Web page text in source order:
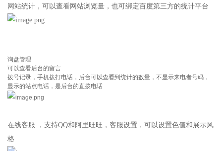
网站统计，可以查看网站浏览量，也可绑定百度第三方的统计平台
询盘管理
可以查看后台的留言
拨号记录，手机拨打电话，后台可以查看到统计的数量，不显示来电者号码，
显示的站点电话，是后台的直拨电话
在线客服 ，支持QQ和阿里旺旺，客服设置，可以设置色值和展示风
格